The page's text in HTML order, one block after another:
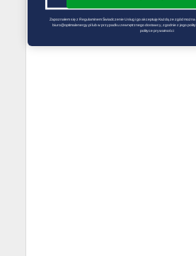
Zapoznałem się z Regulaminem Świadczenie Usług i go akceptuję Każdą ze zgód
biuro@optimalenergy.pl lub w przypadku zewnętrznego dostawcy, zgodnie z jego
polityce prywatności